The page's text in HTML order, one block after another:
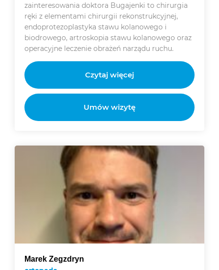
zainteresowania doktora Bugajenki to chirurgia
ręki z elementami chirurgii rekonstrukcyjnej,
endoprotezoplastyka stawu kolanowego i
biodrowego, artroskopia stawu kolanowego oraz
operacyjne leczenie obrażeń narządu ruchu.
Czytaj więcej
Umów wizytę
Marek Zegzdryn